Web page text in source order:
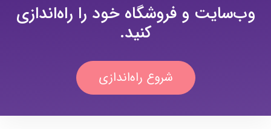
وب‌سایت و فروشگاه خود را راه‌اندازی
کنید.
شروع راه‌اندازی